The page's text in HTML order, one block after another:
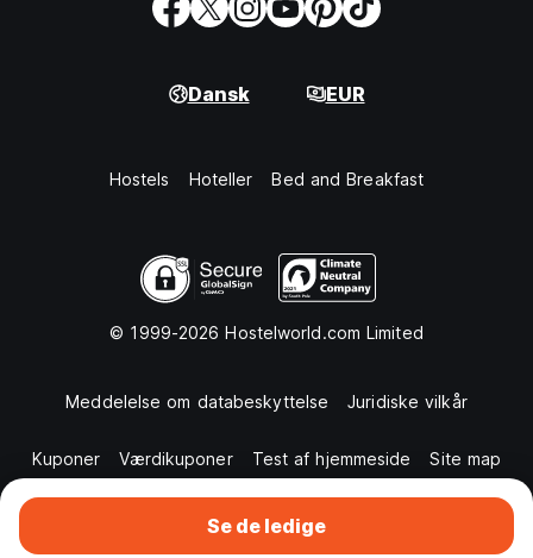
Se de ledige
Dansk EUR
Hostels Hoteller Bed and Breakfast
© 1999-2026 Hostelworld.com Limited
Meddelelse om databeskyttelse Juridiske vilkår
Kuponer Værdikuponer Test af hjemmeside Site map